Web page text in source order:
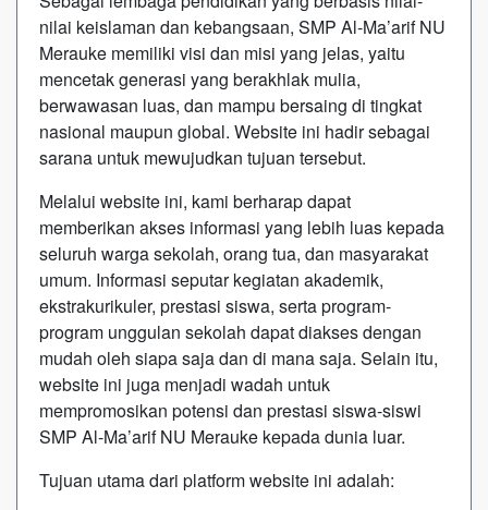
nilai keislaman dan kebangsaan, SMP Al-Ma’arif NU
Merauke memiliki visi dan misi yang jelas, yaitu
mencetak generasi yang berakhlak mulia,
berwawasan luas, dan mampu bersaing di tingkat
nasional maupun global. Website ini hadir sebagai
sarana untuk mewujudkan tujuan tersebut.
Melalui website ini, kami berharap dapat
memberikan akses informasi yang lebih luas kepada
seluruh warga sekolah, orang tua, dan masyarakat
umum. Informasi seputar kegiatan akademik,
ekstrakurikuler, prestasi siswa, serta program-
program unggulan sekolah dapat diakses dengan
mudah oleh siapa saja dan di mana saja. Selain itu,
website ini juga menjadi wadah untuk
mempromosikan potensi dan prestasi siswa-siswi
SMP Al-Ma’arif NU Merauke kepada dunia luar.
Tujuan utama dari platform website ini adalah: